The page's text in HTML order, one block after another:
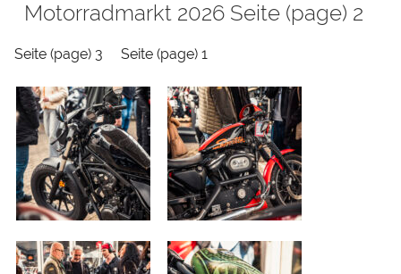
Motorradmarkt 2026 Seite (page) 2
Seite (page) 3 Seite (page) 1